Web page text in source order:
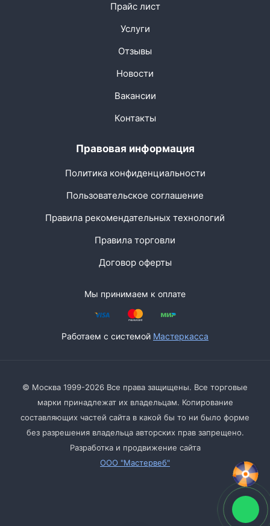
Прайс лист
Услуги
Отзывы
Новости
Вакансии
Контакты
Правовая информация
Политика конфиденциальности
Пользовательское соглашение
Правила рекомендательных технологий
Правила торговли
Договор оферты
Мы принимаем к оплате
Работаем с системой Мастеркасса
© Москва 1999-2026 Все права защищены. Все торговые
марки принадлежат их владельцам. Копирование
составляющих частей сайта в какой бы то ни было форме
без разрешения владельца авторских прав запрещено.
Разработка и продвижение сайта
ООО "Мастервеб"